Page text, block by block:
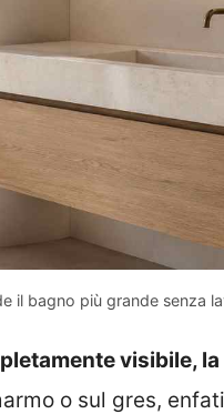
il bagno più grande senza
visibile,
o sul gres,